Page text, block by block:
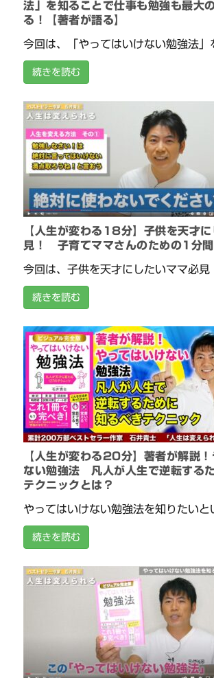
法」を知ることで仕事も勉強も最大
る！【著者が語る】
今回は、「やってはいけない勉強法」
続きを読む
【人生が変わる18分】子供を天才
見！ 子育てママさんのための1分
今回は、子供を天才にしたいママ必
続きを読む
【人生が変わる20分】著者が解説
ない勉強法 凡人が人生で逆転する
テクニックとは？
やってはいけない勉強法を知りたいと
続きを読む